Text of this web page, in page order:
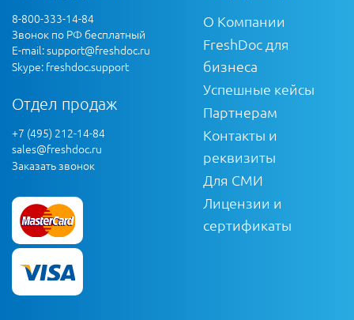
8-800-333-14-84
Звонок по РФ бесплатный
E-mail:support@freshdoc.ru
Skype: freshdoc.support
Отдел продаж
+7 (495) 212-14-84
sales@freshdoc.ru
Заказать звонок
О Компании
FreshDoc для
бизнеса
Успешные кейсы
Партнерам
Контакты и
реквизиты
Для СМИ
Лицензии и
сертификаты